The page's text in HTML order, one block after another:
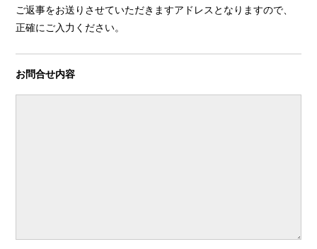
ご返事をお送りさせていただきますアドレスとなりますので、
正確にご入力ください。
お問合せ内容